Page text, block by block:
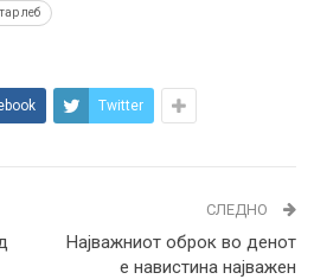
леб
Twitter
СЛЕДНО
Најважниот оброк во денот
е навистина најважен